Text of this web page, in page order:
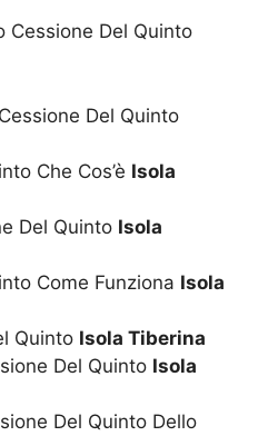
Cessione Del Quinto
Del Quinto
Che Cos’è Isola
Del Quinto Isola
Come Funziona Isola
Quinto Isola Tiberina
Del Quinto Isola
Del Quinto Dello